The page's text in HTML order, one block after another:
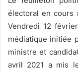
électoral en cours
Vendredi 12
médiatique initiée
ministre et
avril 2021 a mis